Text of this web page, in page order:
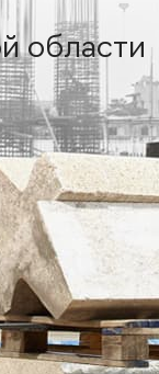
области